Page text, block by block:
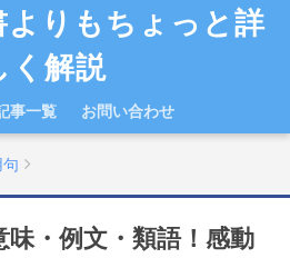
よりもちょっと詳
く解説
事一覧 お問い合わせ
・例文・類語！感動